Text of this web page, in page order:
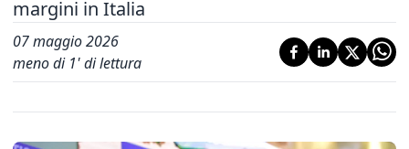
margini in Italia
07 maggio 2026
meno di 1' di lettura